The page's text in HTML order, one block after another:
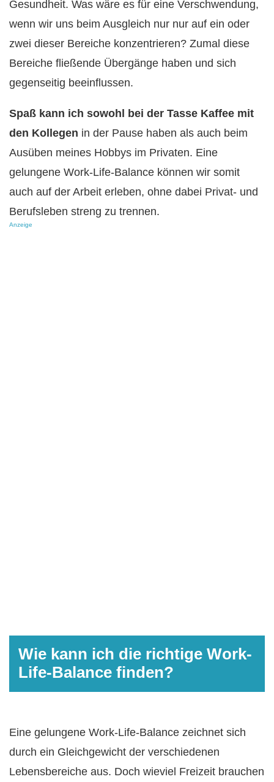
Gesundheit. Was wäre es für eine Verschwendung,
wenn wir uns beim Ausgleich nur nur auf ein oder
zwei dieser Bereiche konzentrieren? Zumal diese
Bereiche fließende Übergänge haben und sich
gegenseitig beeinflussen.
Spaß kann ich sowohl bei der Tasse Kaffee mit
den Kollegen in der Pause haben als auch beim
Ausüben meines Hobbys im Privaten. Eine
gelungene Work-Life-Balance können wir somit
auch auf der Arbeit erleben, ohne dabei Privat- und
Berufsleben streng zu trennen.
Anzeige
Wie kann ich die richtige Work-
Life-Balance finden?
Eine gelungene Work-Life-Balance zeichnet sich
durch ein Gleichgewicht der verschiedenen
Lebensbereiche aus. Doch wieviel Freizeit brauchen